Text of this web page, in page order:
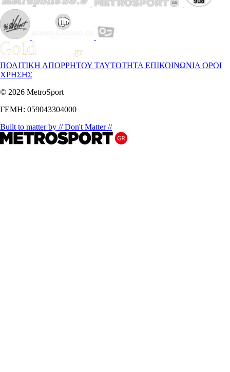
ΠΟΛΙΤΙΚΗ ΑΠΟΡΡΗΤΟΥ ΤΑΥΤΟΤΗΤΑ ΕΠΙΚΟΙΝΩΝΙΑ ΟΡΟΙ
ΧΡΗΣΗΣ
© 2026 MetroSport
ΓΕΜΗ: 059043304000
Built to matter by // Don't Matter //